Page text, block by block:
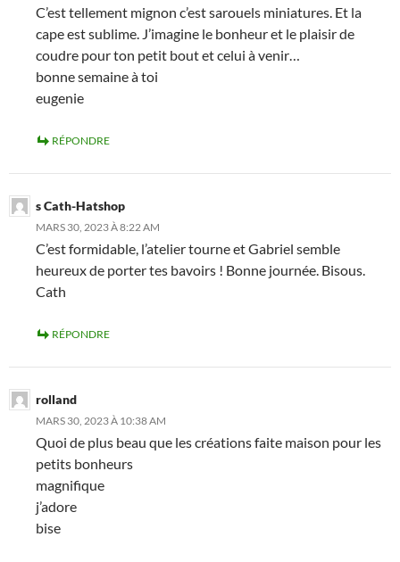
C’est tellement mignon c’est sarouels miniatures. Et la
cape est sublime. J’imagine le bonheur et le plaisir de
coudre pour ton petit bout et celui à venir…
bonne semaine à toi
eugenie
RÉPONDRE
s Cath-Hatshop
MARS 30, 2023 À 8:22 AM
C’est formidable, l’atelier tourne et Gabriel semble
heureux de porter tes bavoirs ! Bonne journée. Bisous.
Cath
RÉPONDRE
rolland
MARS 30, 2023 À 10:38 AM
Quoi de plus beau que les créations faite maison pour les
petits bonheurs
magnifique
j’adore
bise